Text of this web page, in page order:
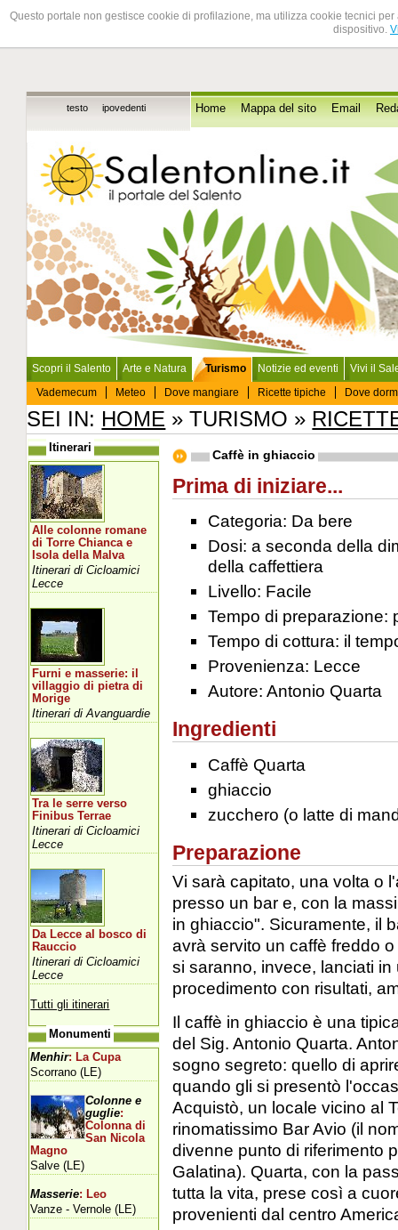
Questo portale non gestisce cookie di profilazione, ma utilizza cookie tecnici
dispositivo.
testo ipovedenti Home Mappa del sito Email
Scopri il Salento Arte e Natura
Turismo
Vademecum
Meteo Dove mangiare Ricette tipiche Dove
Notizie ed eventi Vivi il
SEI IN: HOME » TURISMO »
Caffè in ghiaccio
Prima di iniziare...
Categoria: Da bere
Dosi: a seconda della
della caffettiera
Livello: Facile
Tempo di preparazione:
Tempo di cottura: il
Provenienza: Lecce
Autore: Antonio Quarta
Ingredienti
Caffè Quarta
ghiaccio
zucchero (o latte di
Preparazione
Vi sarà capitato, una volta o
presso un bar e, con la
in ghiaccio". Sicuramente, il
avrà servito un caffè freddo
si saranno, invece, lanciati
procedimento con risultati,
Il caffè in ghiaccio è una
del Sig. Antonio Quarta.
sogno segreto: quello di
quando gli si presentò
Acquistò, un locale vicino al
rinomatissimo Bar Avio (il
divenne punto di riferimento
Galatina). Quarta, con la
tutta la vita, prese così a
provenienti dal centro
Itinerari
Alle colonne romane
di Torre Chianca e
Isola della Malva
Itinerari di Cicloamici
Lecce
Furni e masserie: il
villaggio di pietra di
Morige
Itinerari di Avanguardie
Tra le serre verso
Finibus Terrae
Itinerari di Cicloamici
Lecce
Da Lecce al bosco di
Rauccio
Itinerari di Cicloamici
Lecce
Tutti gli itinerari
Monumenti
Menhir: La Cupa
Scorrano (LE)
Colonne e
guglie:
Colonna di
San Nicola
Magno
Salve (LE)
Masserie: Leo
Vanze - Vernole (LE)